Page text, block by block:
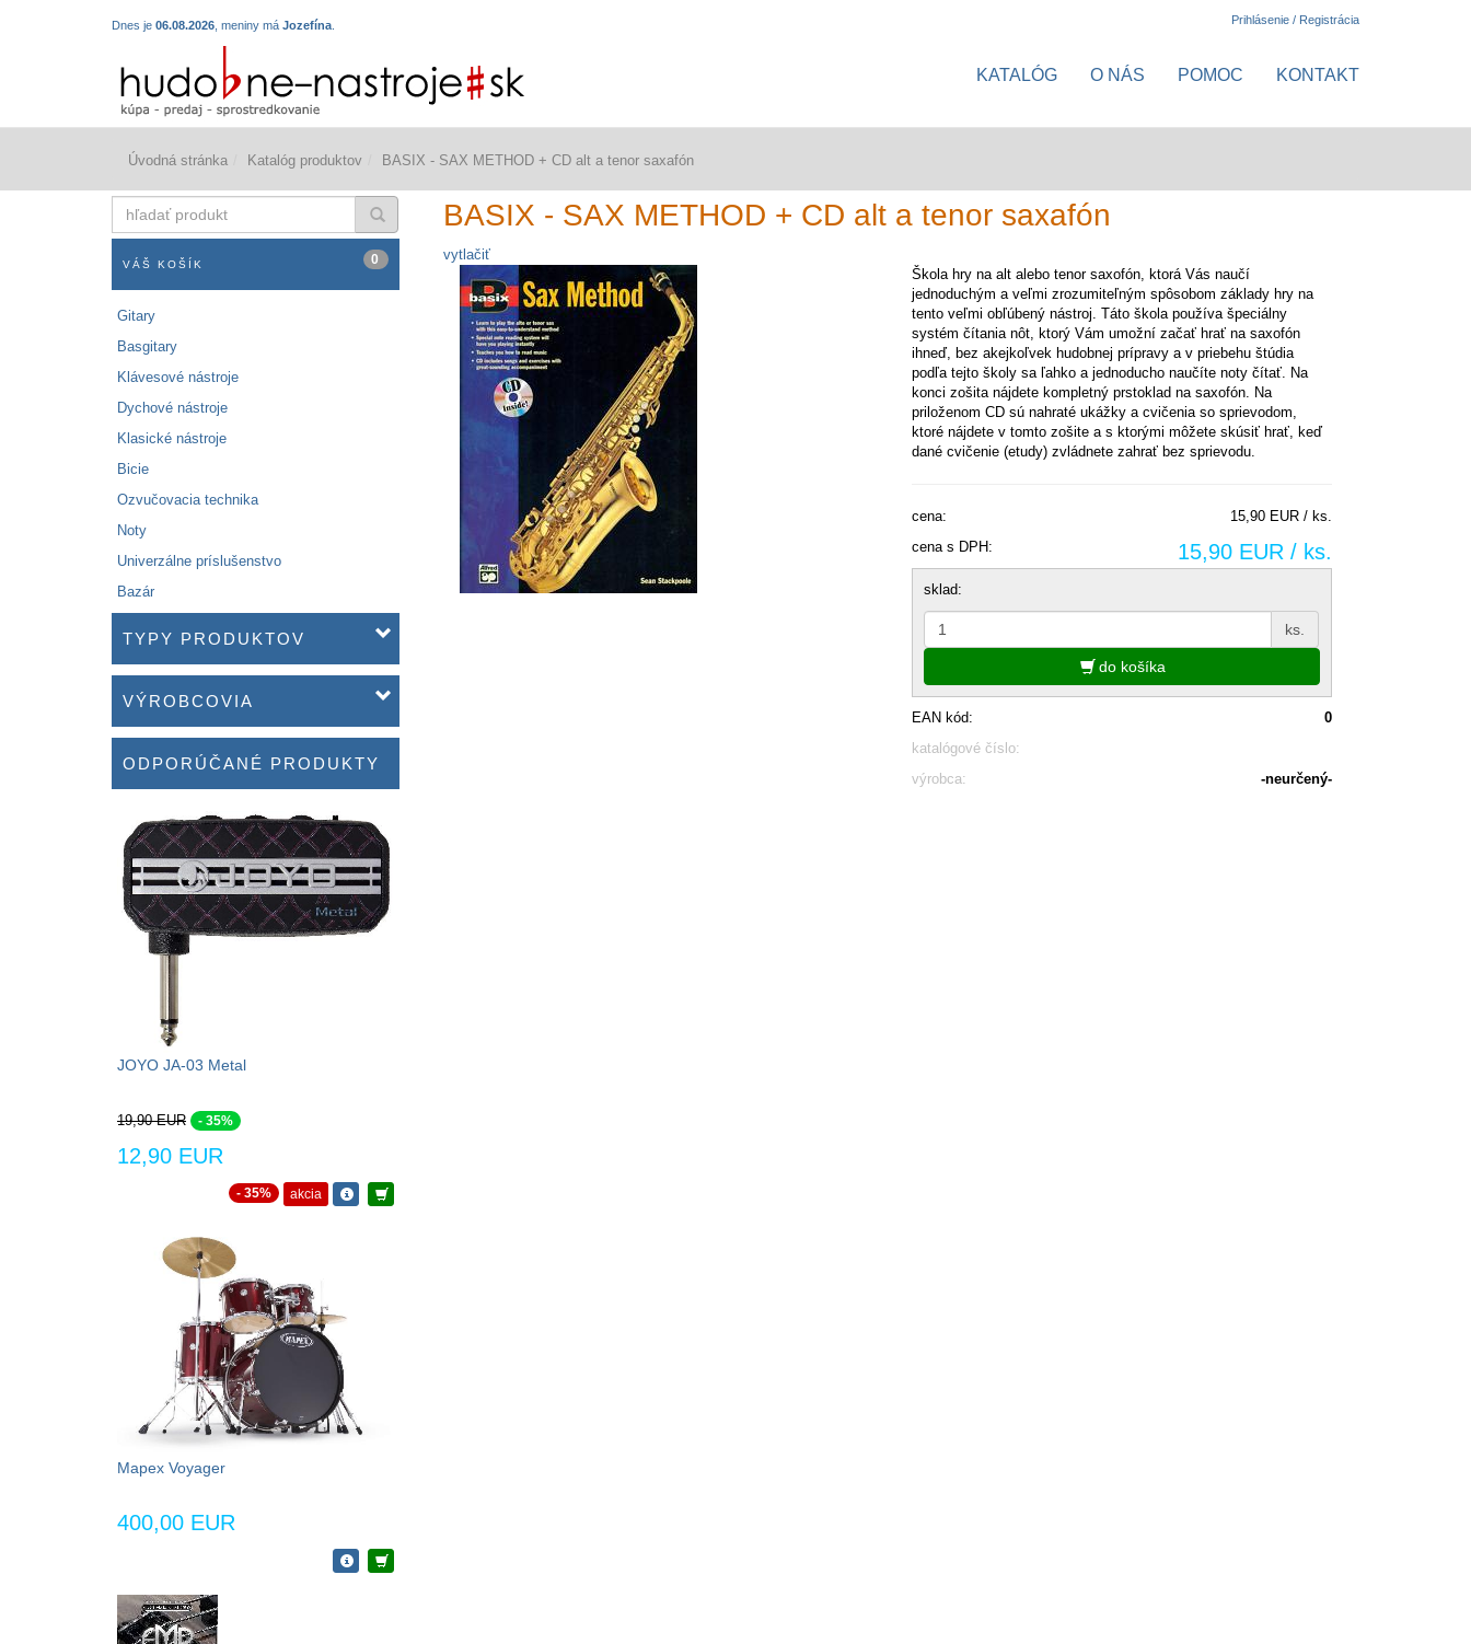
Dnes je 06.08.2026 , meniny má Jozefína Prihlásenie / Registrácia
KATALÓG O NÁS POMOC KONTAKT
Úvodná stránka Katalóg produktov BASIX - SAX METHOD + CD alt a tenor saxafón
produkt
VÁŠ KOŠÍK 0
Gitary
Basgitary
Klávesové nástroje
Dychové nástroje
Klasické nástroje
Bicie
Ozvučovacia technika
Noty
Univerzálne príslušenstvo
Bazár
TYPY PRODUKTOV
VÝROBCOVIA
ODPORÚČANÉ PRODUKTY
JOYO JA-03 Metal
19,90 EUR - 35%
12,90 EUR
- 35% akcia
Mapex Voyager
400,00 EUR
BASIX - SAX METHOD + CD alt a tenor saxafón
vytlačiť
Škola hry na alt alebo tenor saxofón, ktorá Vás naučí
jednoduchým a veľmi zrozumiteľným spôsobom základy hry na
tento veľmi obľúbený nástroj. Táto škola používa špeciálny
systém čítania nôt, ktorý Vám umožní začať hrať na saxofón
ihneď, bez akejkoľvek hudobnej prípravy a v priebehu štúdia
podľa tejto školy sa ľahko a jednoducho naučíte noty čítať. Na
konci zošita nájdete kompletný prstoklad na saxofón. Na
priloženom CD sú nahraté ukážky a cvičenia so sprievodom,
ktoré nájdete v tomto zošite a s ktorými môžete skúsiť hrať, keď
dané cvičenie (etudy) zvládnete zahrať bez sprievodu.
cena:
15,90 EUR / ks.
cena s DPH:
15,90 EUR / ks.
sklad:
ks.
do košíka
EAN kód:
0
katalógové číslo:
výrobca:
-neurčený-